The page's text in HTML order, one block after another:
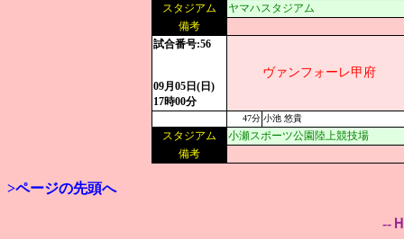
スタジアム
ヤマハスタジアム
備考
試合番号:56
09月05日(日)
17時00分
ヴァンフォーレ甲府
47分 小池 悠貴
スタジアム
小瀬スポーツ公園陸上競技場
備考
>ページの先頭へ
--